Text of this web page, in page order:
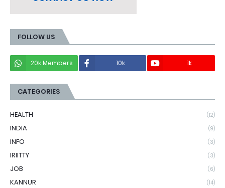
FOLLOW US
20k Members 10k 1k
CATEGORIES
HEALTH (12)
INDIA (9)
INFO (3)
IRIITTY (3)
JOB (6)
KANNUR (14)